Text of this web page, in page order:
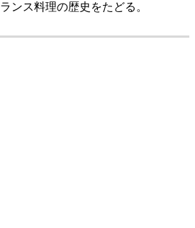
ランス料理の歴史をたどる。